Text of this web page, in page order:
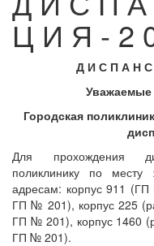
Ц И Я - 2
Д И С П А Н С
Уважаемые
Городская
Для прохождения
поликлинику по месту
адресам: корпус 911
ГП № 201), корпус 225
ГП № 201), корпус 1460
ГП № 201).